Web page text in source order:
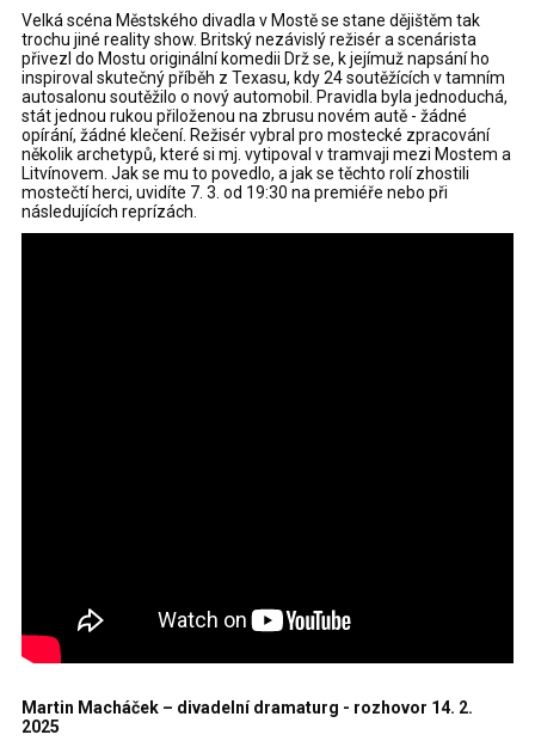
Velká scéna Městského divadla v Mostě se stane dějištěm tak
trochu jiné reality show. Britský nezávislý režisér a scenárista
přivezl do Mostu originální komedii Drž se, k jejímuž napsání ho
inspiroval skutečný příběh z Texasu, kdy 24 soutěžících v tamním
autosalonu soutěžilo o nový automobil. Pravidla byla jednoduchá,
stát jednou rukou přiloženou na zbrusu novém autě - žádné
opírání, žádné klečení. Režisér vybral pro mostecké zpracování
několik archetypů, které si mj. vytipoval v tramvaji mezi Mostem a
Litvínovem. Jak se mu to povedlo, a jak se těchto rolí zhostili
mostečtí herci, uvidíte 7. 3. od 19:30 na premiéře nebo při
následujících reprízách.
Martin Macháček – divadelní dramaturg - rozhovor 14. 2.
2025